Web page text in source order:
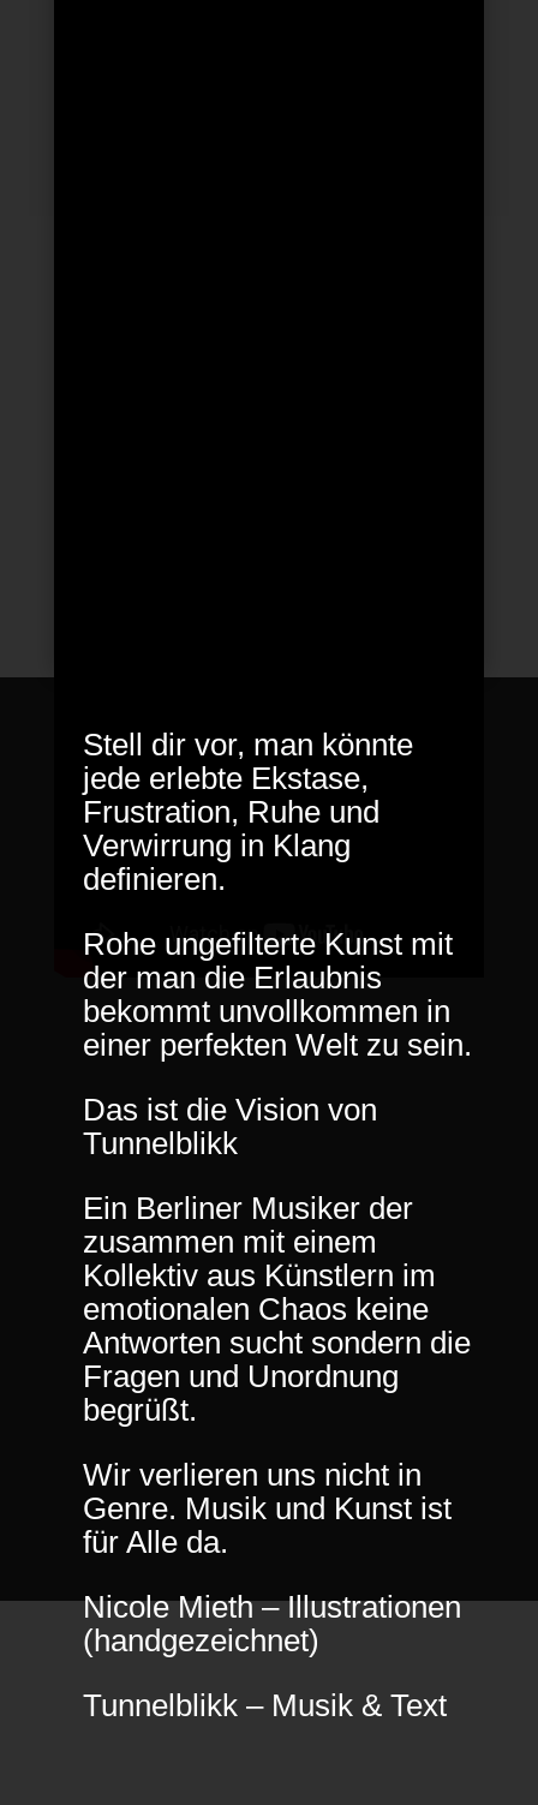
Stell dir vor, man könnte
jede erlebte Ekstase,
Frustration, Ruhe und
Verwirrung in Klang
definieren.
Rohe ungefilterte Kunst mit
der man die Erlaubnis
bekommt unvollkommen in
einer perfekten Welt zu sein.
Das ist die Vision von
Tunnelblikk
Ein Berliner Musiker der
zusammen mit einem
Kollektiv aus Künstlern im
emotionalen Chaos keine
Antworten sucht sondern die
Fragen und Unordnung
begrüßt.
Wir verlieren uns nicht in
Genre. Musik und Kunst ist
für Alle da.
Nicole Mieth – Illustrationen
(handgezeichnet)
Tunnelblikk – Musik & Text